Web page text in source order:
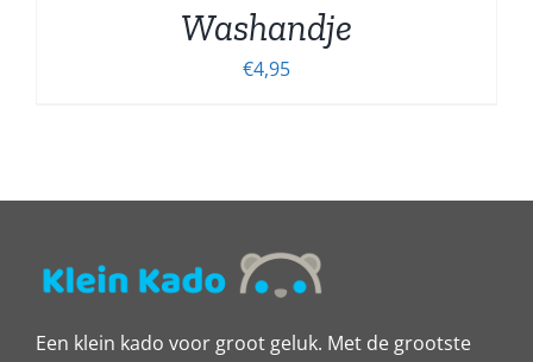
Washandje
€4,95
Een klein kado voor groot geluk. Met de grootste